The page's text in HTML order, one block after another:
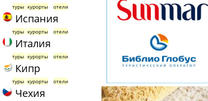
туры курорты отели
Испания
туры курорты отели
Италия
туры курорты отели
Кипр
туры курорты отели
Чехия